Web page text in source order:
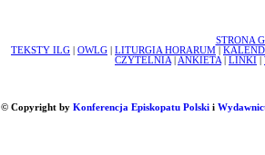
STRONA
TEKSTY ILG
OWLG LITURGIA HORARUM
CZYTELNIA
ANKIETA LINKI
© Copyright by Konferencja Episkopatu Polskii